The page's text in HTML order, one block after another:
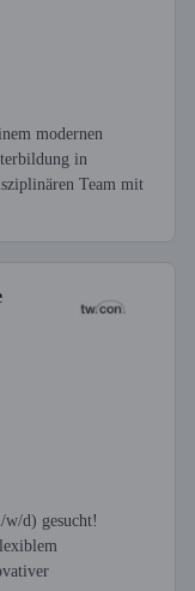
modernen
in
Team mit
d) gesucht!